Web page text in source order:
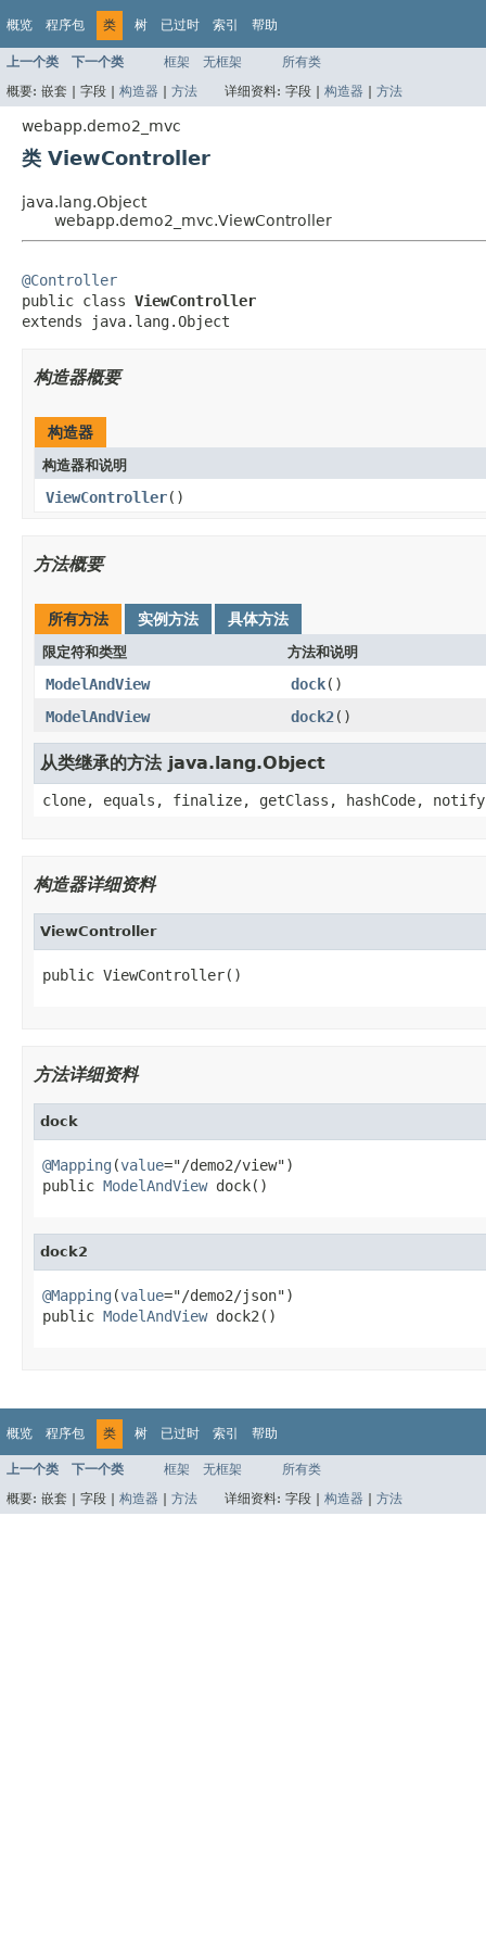
概览 程序包 类 树 已过时 索引 帮助
上一个类 下一个类 框架 无框架
所有类
概要: 嵌套 | 字段 | 构造器 | 方法 详细资料: 字段 | 构造器 | 方法
webapp.demo2_mvc
类 ViewController
java.lang.Object
webapp.demo2_mvc.ViewController
@Controller
public class ViewController
extends java.lang.Object
构造器概要
构造器
构造器和说明
ViewController()
方法概要
所有方法 实例方法 具体方法
限定符和类型 方法和说明
ModelAndView dock()
ModelAndView
dock2()
从类继承的方法 java.lang.Object
clone, equals, finalize, getClass, hashCode,
构造器详细资料
ViewController
public ViewController()
方法详细资料
dock
@Mapping (value="/demo2/view")
public ModelAndView dock()
dock2
@Mapping (value="/demo2/json")
public ModelAndView dock2()
概览 程序包 类 树 已过时 索引 帮助
上一个类 下一个类 框架 无框架
所有类
概要: 嵌套 | 字段 | 构造器 方法 详细资料: 字段 | 构造器 方法